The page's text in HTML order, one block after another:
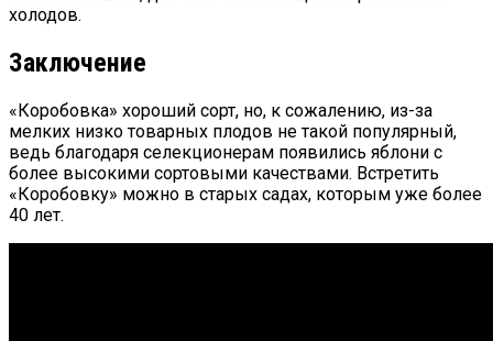
холодов.
Заключение
«Коробовка» хороший сорт, но, к сожалению, из-за
мелких низко товарных плодов не такой популярный,
ведь благодаря селекционерам появились яблони с
более высокими сортовыми качествами. Встретить
«Коробовку» можно в старых садах, которым уже более
40 лет.